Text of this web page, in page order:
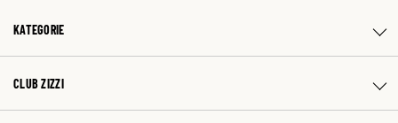
KATEGORIE
CLUB ZIZZI